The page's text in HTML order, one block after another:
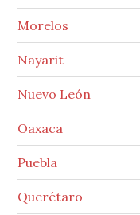
Morelos
Nayarit
Nuevo León
Oaxaca
Puebla
Querétaro